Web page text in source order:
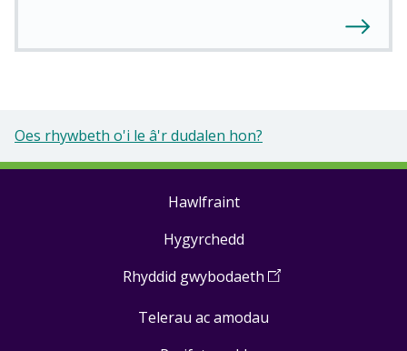
Oes rhywbeth o'i le â'r dudalen hon?
Hawlfraint
Hygyrchedd
Rhyddid gwybodaeth (Open
a
Telerau ac amodau